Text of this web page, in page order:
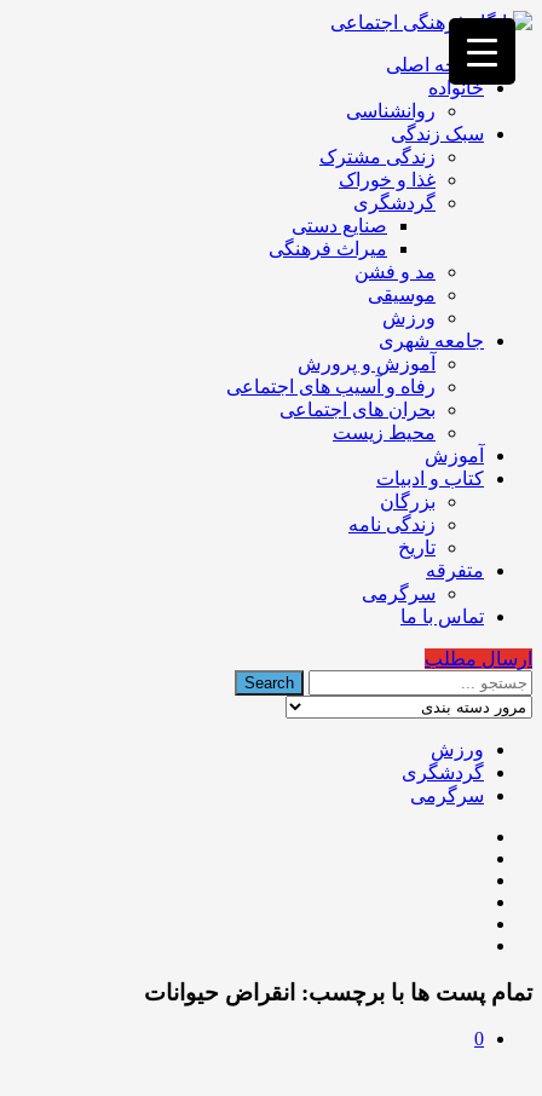
فصد
خون
غرب
تهران
خشکشویی
تصفیه
تهران
صفحه اصلی
خانواده
روانشناسی
سبک زندگی
زندگی مشترک
غذا و خوراک
گردشگری
صنایع دستی
میراث فرهنگی
مد و فشن
موسیقی
ورزش
جامعه شهری
آموزش و پرورش
رفاه و آسیب های اجتماعی
بحران های اجتماعی
محیط زیست
آموزش
کتاب و ادبیات
بزرگان
زندگی نامه
تاریخ
متفرقه
سرگرمی
تماس با ما
ارسال مطلب
ورزش
گردشگری
سرگرمی
تمام پست ها با برچسب: انقراض حیوانات
0